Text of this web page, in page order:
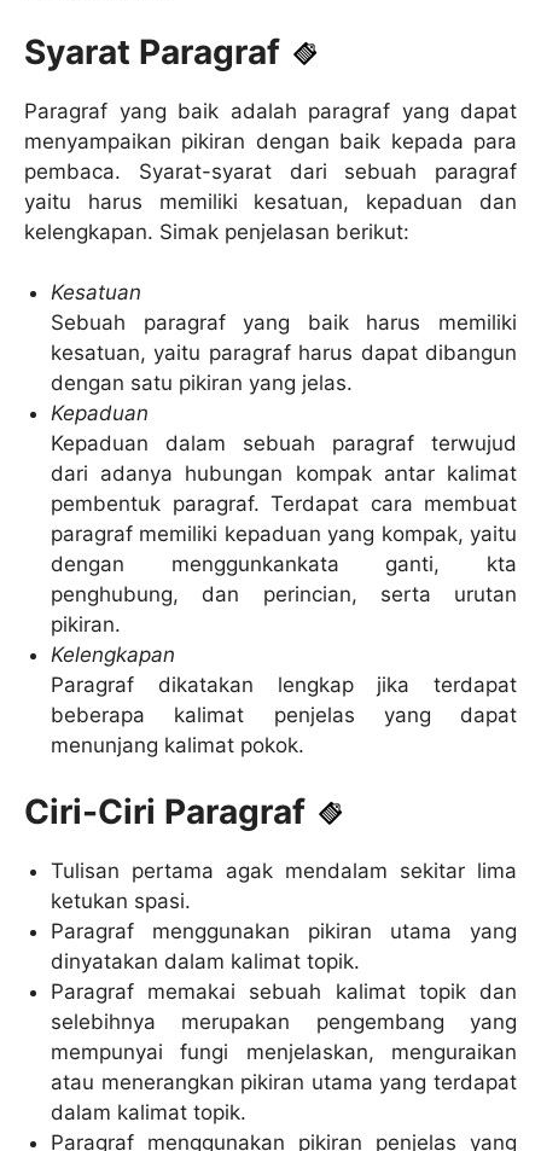
Syarat Paragraf
Paragraf yang baik adalah paragraf yang dapat
menyampaikan pikiran dengan baik kepada para
pembaca. Syarat-syarat dari sebuah paragraf
yaitu harus memiliki kesatuan, kepaduan dan
kelengkapan. Simak penjelasan berikut:
Kesatuan
Sebuah paragraf yang baik harus memiliki
kesatuan, yaitu paragraf harus dapat dibangun
dengan satu pikiran yang jelas.
Kepaduan
Kepaduan dalam sebuah paragraf terwujud
dari adanya hubungan kompak antar kalimat
pembentuk paragraf. Terdapat cara membuat
paragraf memiliki kepaduan yang kompak, yaitu
dengan menggunkankata ganti, kta
penghubung, dan perincian, serta urutan
pikiran.
Kelengkapan
Paragraf dikatakan lengkap jika terdapat
beberapa kalimat penjelas yang dapat
menunjang kalimat pokok.
Ciri-Ciri Paragraf
Tulisan pertama agak mendalam sekitar lima
ketukan spasi.
Paragraf menggunakan pikiran utama yang
dinyatakan dalam kalimat topik.
Paragraf memakai sebuah kalimat topik dan
selebihnya merupakan pengembang yang
mempunyai fungi menjelaskan, menguraikan
atau menerangkan pikiran utama yang terdapat
dalam kalimat topik.
Paragraf menggunakan pikiran penjelas yang